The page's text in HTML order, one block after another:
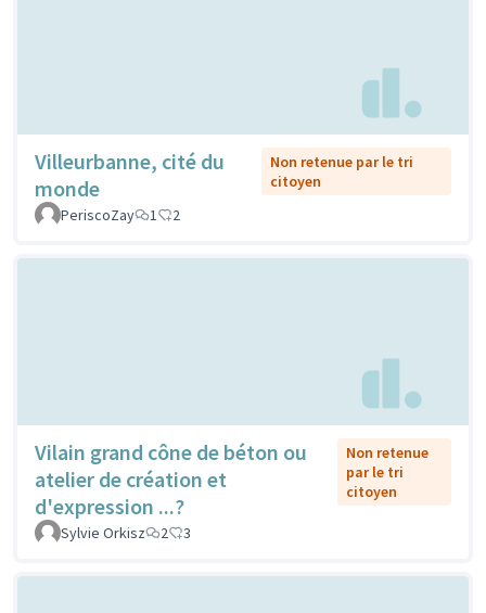
Villeurbanne, cité du
monde
Non retenue par le tri
citoyen
PeriscoZay
1 2
Vilain grand cône de béton ou
atelier de création et
d'expression ...?
Non retenue
par le tri
citoyen
Sylvie Orkisz 2 3